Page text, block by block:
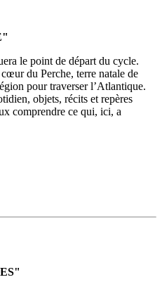
le point de départ du cycle.
du Perche, terre natale de
pour traverser l’Atlantique.
objets, récits et repères
comprendre ce qui, ici, a